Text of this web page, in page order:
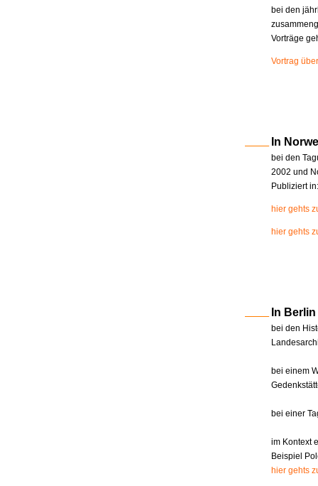
bei den
Vorträge
Vortrag
In
bei den
2002 und
Publiziert
hier gehts
hier gehts
In
bei den
bei einem
bei einer
im Kontext
Beispiel
hier gehts